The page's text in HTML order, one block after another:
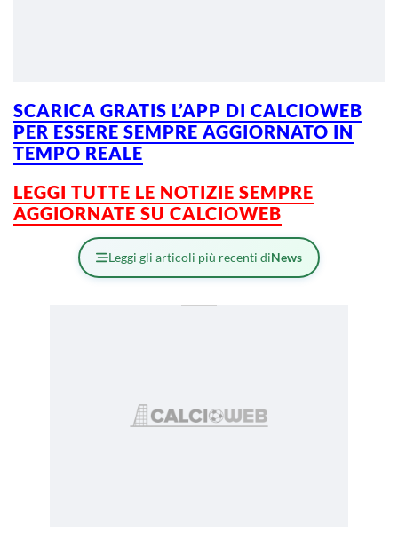
SCARICA GRATIS L’APP DI CALCIOWEB
PER ESSERE SEMPRE AGGIORNATO IN
TEMPO REALE
LEGGI TUTTE LE NOTIZIE SEMPRE
AGGIORNATE SU CALCIOWEB
Leggi gli articoli più recenti diNews